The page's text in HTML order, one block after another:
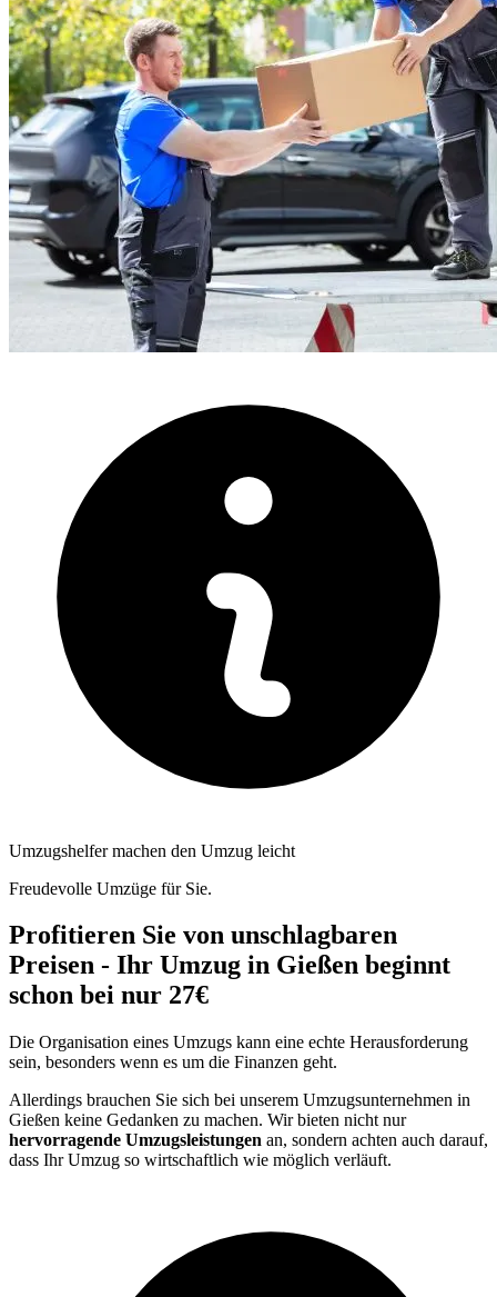
Umzugshelfer machen den Umzug leicht
Freudevolle Umzüge für Sie.
Profitieren Sie von unschlagbaren
Preisen - Ihr Umzug in Gießen beginnt
schon bei nur 27€
Die Organisation eines Umzugs kann eine echte Herausforderung
sein, besonders wenn es um die Finanzen geht.
Allerdings brauchen Sie sich bei unserem Umzugsunternehmen in
Gießen keine Gedanken zu machen. Wir bieten nicht nur
hervorragende Umzugsleistungen an, sondern achten auch darauf,
dass Ihr Umzug so wirtschaftlich wie möglich verläuft.